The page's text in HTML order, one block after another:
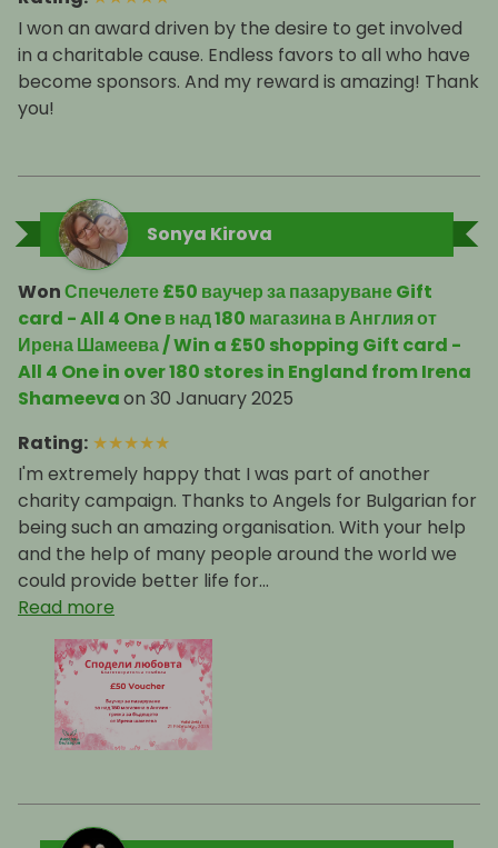
I won an award driven by the desire to get involved
in a charitable cause. Endless favors to all who have
become sponsors. And my reward is amazing! Thank
you!
Sonya Kirova
WonСпечелете £50 ваучер за пазаруване Gift
card - All 4 One в над 180 магазина в Англия от
Ирена Шамеева / Win a £50 shopping Gift card -
All 4 One in over 180 stores in England from Irena
Shameevaon 30 January 2025
Rating: ★★★★★
I'm extremely happy that I was part of another
charity campaign. Thanks to Angels for Bulgarian for
being such an amazing organisation. With your help
and the help of many people around the world we
could provide better life for...
Read more